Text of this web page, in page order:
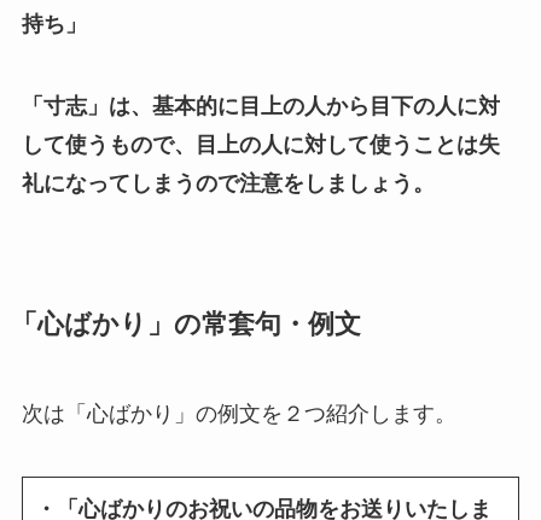
持ち」
「寸志」は、基本的に目上の人から目下の人に対
して使うもので、目上の人に対して使うことは失
礼になってしまうので注意をしましょう。
「心ばかり」の常套句・例文
次は「心ばかり」の例文を２つ紹介します。
・「心ばかりのお祝いの品物をお送りいたしま